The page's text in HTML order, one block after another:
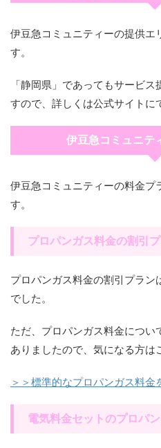
伊豆急コミュニティーの提供エ
す。
「静岡県」であってもサービ
すので、詳しくは公式サイトに
伊豆急コミュニテ
伊豆急コミュニティーの料金プ
す。
プロパンガス料金の割引
プロパンガス料金の割引プラ
でした。
ただ、プロパンガス料金につ
ありましたので、気になる方は
＞＞標準的なプロパンガス料金
電気料金セットのプロパ